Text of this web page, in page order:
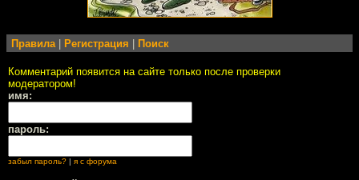
Правила Регистрация Поиск
Комментарий появится на сайте только после проверки
модератором!
имя:
пароль:
забыл пароль? | я с форума